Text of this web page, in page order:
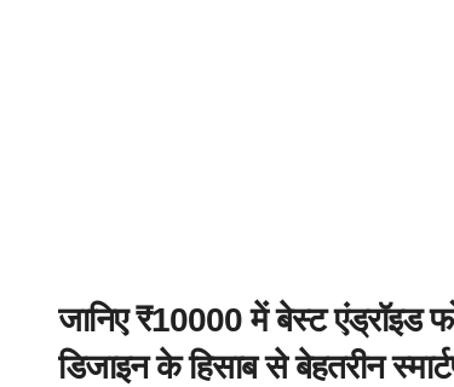
जानिए ₹10000 में बेस्ट एंड्रॉइड
डिजाइन के हिसाब से बेहतरीन